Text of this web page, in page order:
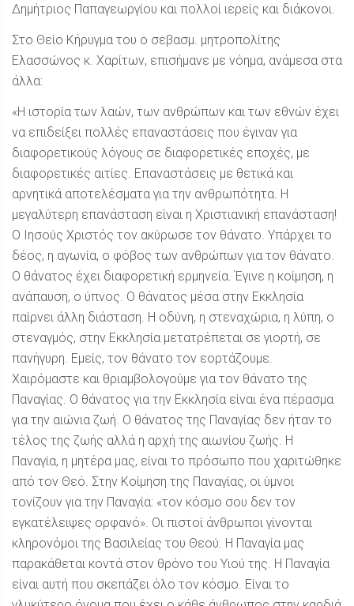
Δημήτριος Παπαγεωργίου και πολλοί ιερείς και διάκονοι.
Στο Θείο Κήρυγμα του ο σεβασμ. μητροπολίτης
Ελασσώνος κ. Χαρίτων, επισήμανε με νόημα, ανάμεσα στα
άλλα:
«Η ιστορία των λαών, των ανθρώπων και των εθνών έχει
να επιδείξει πολλές επαναστάσεις που έγιναν για
διαφορετικούς λόγους σε διαφορετικές εποχές, με
διαφορετικές αιτίες. Επαναστάσεις με θετικά και
αρνητικά αποτελέσματα για την ανθρωπότητα. Η
μεγαλύτερη επανάσταση είναι η Χριστιανική επανάσταση!
Ο Ιησούς Χριστός τον ακύρωσε τον θάνατο. Υπάρχει το
δέος, η αγωνία, ο φόβος των ανθρώπων για τον θάνατο.
Ο θάνατος έχει διαφορετική ερμηνεία. Έγινε η κοίμηση, η
ανάπαυση, ο ύπνος. Ο θάνατος μέσα στην Εκκλησία
παίρνει άλλη διάσταση. Η οδύνη, η στεναχώρια, η λύπη, ο
στεναγμός, στην Εκκλησία μετατρέπεται σε γιορτή, σε
πανήγυρη. Εμείς, τον θάνατο τον εορτάζουμε.
Χαιρόμαστε και θριαμβολογούμε για τον θάνατο της
Παναγίας. Ο θάνατος για την Εκκλησία είναι ένα πέρασμα
για την αιώνια ζωή. Ο θάνατος της Παναγίας δεν ήταν το
τέλος της ζωής αλλά η αρχή της αιωνίου ζωής. Η
Παναγία, η μητέρα μας, είναι το πρόσωπο που χαριτώθηκε
από τον Θεό. Στην Κοίμηση της Παναγίας, οι ύμνοι
τονίζουν για την Παναγία: «τον κόσμο σου δεν τον
εγκατέλειψες ορφανό». Οι πιστοί άνθρωποι γίνονται
κληρονόμοι της Βασιλείας του Θεού. Η Παναγία μας
παρακάθεται κοντά στον θρόνο του Υιού της. Η Παναγία
είναι αυτή που σκεπάζει όλο τον κόσμο. Είναι το